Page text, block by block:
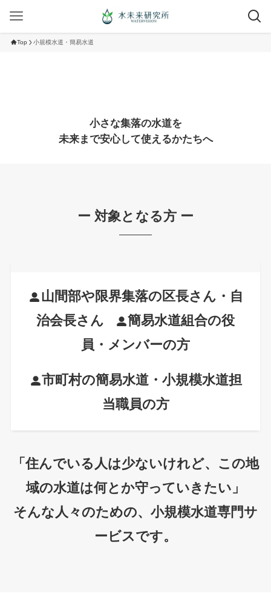
Top 小規模水道・簡易水道
小さな集落の水道を
未来まで安心して使えるかたちへ
ー 対象となる方 ー
山間部や限界集落の区長さん・自
治会長さん
簡易水道組合の役
員・メンバーの方
市町村の簡易水道・小規模水道担
当職員の方
「住んでいる人は少ないけれど、この地
域の水道は何とか守っていきたい」
そんな人々のための、小規模水道専門サ
ービスです。